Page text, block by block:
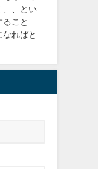
、、とい
ること
ればと